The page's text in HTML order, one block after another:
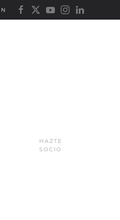
HAZTE
SOCIO